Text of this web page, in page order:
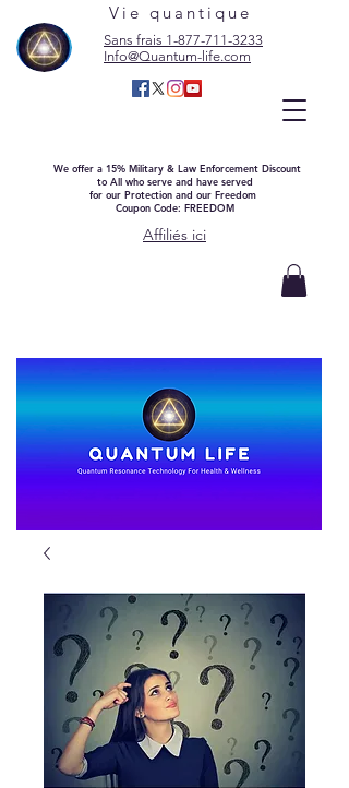
Vie quantique
Sans frais 1-877-711-3233
Info@Quantum-life.com
We offer a 15% Military & Law Enforcement Discount
to All who serve and have served
for our Protection and our Freedom
Coupon Code: FREEDOM
Affiliés ici